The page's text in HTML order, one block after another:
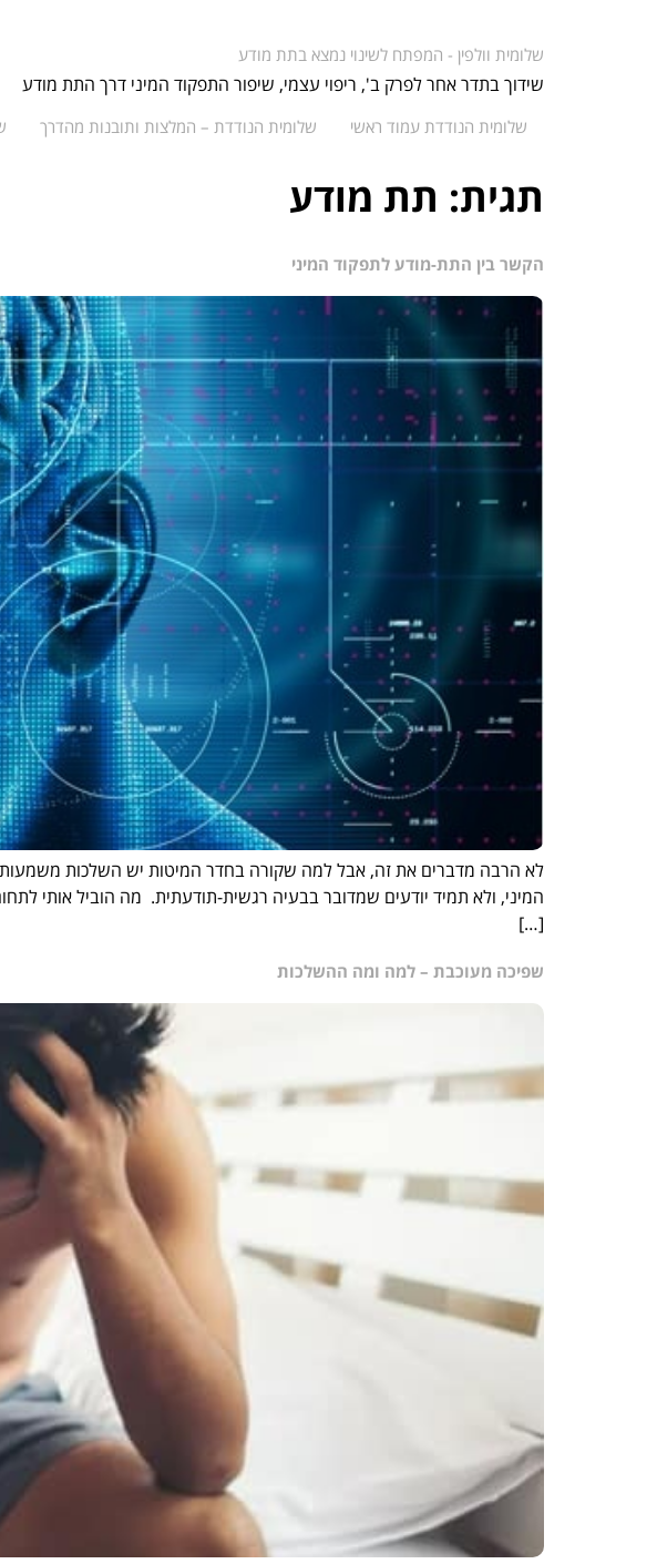
שלומית וולפין - המפתח לשינוי נמצא בתת מודע
שידוך בתדר אחר לפרק ב', ריפוי עצמי, שיפור התפקוד המיני דרך התת מודע
שלומית הנודדת עמוד ראשי שלומית הנודדת – המלצות ותובנות מהדרך
תגית: תת מודע
הקשר בין התת-מודע לתפקוד המיני
לא הרבה מדברים את זה, אבל למה שקורה בחדר המיטות יש השלכות
המיני, ולא תמיד יודעים שמדובר בבעיה רגשית-תודעתית. מה הוביל אותי
[…]
שפיכה מעוכבת – למה ומה ההשלכות